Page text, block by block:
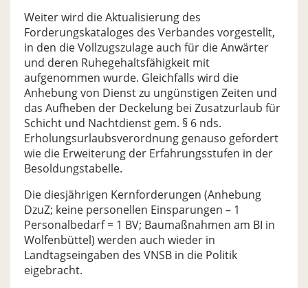
Weiter wird die Aktualisierung des
Forderungskataloges des Verbandes vorgestellt,
in den die Vollzugszulage auch für die Anwärter
und deren Ruhegehaltsfähigkeit mit
aufgenommen wurde. Gleichfalls wird die
Anhebung von Dienst zu ungünstigen Zeiten und
das Aufheben der Deckelung bei Zusatzurlaub für
Schicht und Nachtdienst gem. § 6 nds.
Erholungsurlaubsverordnung genauso gefordert
wie die Erweiterung der Erfahrungsstufen in der
Besoldungstabelle.
Die diesjährigen Kernforderungen (Anhebung
DzuZ; keine personellen Einsparungen – 1
Personalbedarf = 1 BV; Baumaßnahmen am BI in
Wolfenbüttel) werden auch wieder in
Landtagseingaben des VNSB in die Politik
eigebracht.